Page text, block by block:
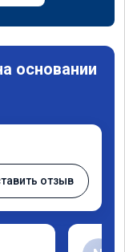
основании
отзыв